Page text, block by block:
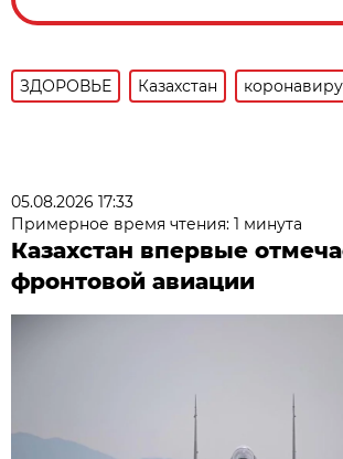
ЗДОРОВЬЕ Казахстан
05.08.2026 17:33
Примерное время чтения: 1 минута
Казахстан впервые
фронтовой авиации